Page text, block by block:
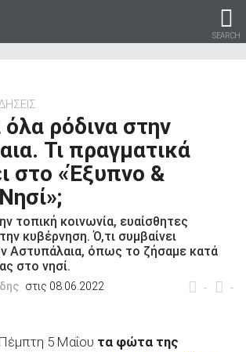
SEARCH
τα πάντα για το
αυτοκίνητο!
βρες το!
όλα ρόδινα στην
Τι πραγματικά
στο «Έξυπνο &
τοπική κοινωνία, ευαίσθητες
κυβέρνηση. Ό,τι συμβαίνει
Αστυπάλαια, όπως το ζήσαμε κατά
στο νησί.
- -
στις 08.06.2022
5 Μαΐου τα φώτα της